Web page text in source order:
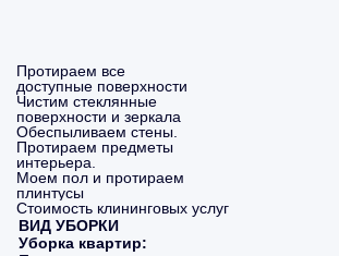
Протираем все
доступные поверхности
Чистим стеклянные
поверхности и зеркала
Обеспыливаем стены.
Протираем предметы
интерьера.
Моем пол и протираем
плинтусы
Стоимость клининговых услуг
ВИД УБОРКИ
Уборка квартир: